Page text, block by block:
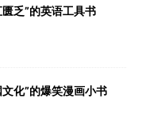
乏”的英语工具书
化”的爆笑漫画小书